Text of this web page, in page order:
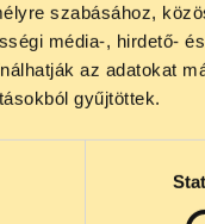
szabásához,
média-, hirdető-
az adatokat
gyűjtöttek.
hogy
telefonos
. Az első telefonos